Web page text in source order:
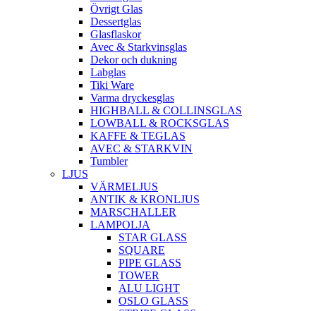
Övrigt Glas
Dessertglas
Glasflaskor
Avec & Starkvinsglas
Dekor och dukning
Labglas
Tiki Ware
Varma dryckesglas
HIGHBALL & COLLINSGLAS
LOWBALL & ROCKSGLAS
KAFFE & TEGLAS
AVEC & STARKVIN
Tumbler
LJUS
VÄRMELJUS
ANTIK & KRONLJUS
MARSCHALLER
LAMPOLJA
STAR GLASS
SQUARE
PIPE GLASS
TOWER
ALU LIGHT
OSLO GLASS